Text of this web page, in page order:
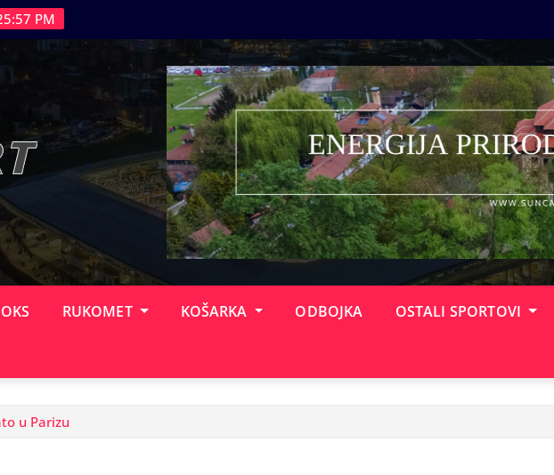
PM
RUKOMET KOŠARKA ODBOJKA OSTALI SPORTOVI
u Parizu